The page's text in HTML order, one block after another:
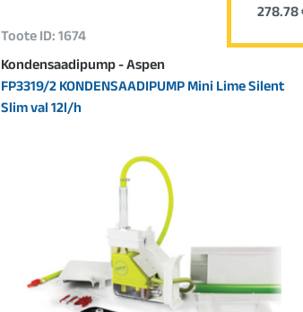
Toote ID: 1674
Kondensaadipump - Aspen
FP3319/2 KONDENSAADIPUMP Mini Lime Silent
Slim val 12l/h
278.78